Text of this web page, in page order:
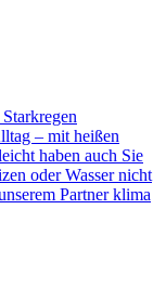
– mit heißen
haben auch Sie
oder Wasser nicht
Partner klima